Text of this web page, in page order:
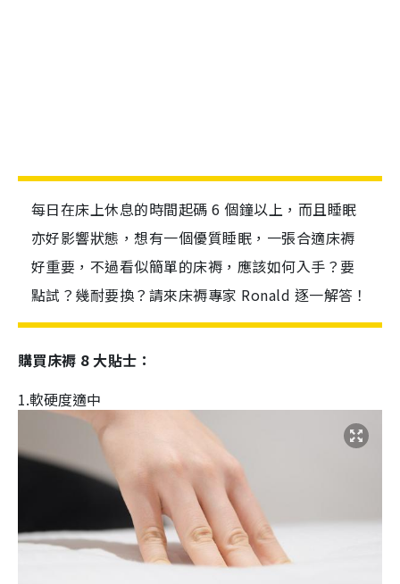
每日在床上休息的時間起碼 6 個鐘以上，而且睡眠
亦好影響狀態，想有一個優質睡眠，一張合適床褥
好重要，不過看似簡單的床褥，應該如何入手？要
點試？幾耐要換？請來床褥專家 Ronald 逐一解答！
購買床褥 8 大貼士：
1.軟硬度適中